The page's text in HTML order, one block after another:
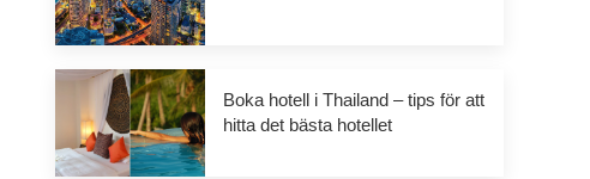
Boka hotell i Thailand – tips för att
hitta det bästa hotellet